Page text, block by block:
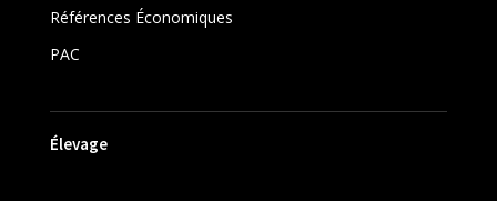
Références Économiques
PAC
Élevage